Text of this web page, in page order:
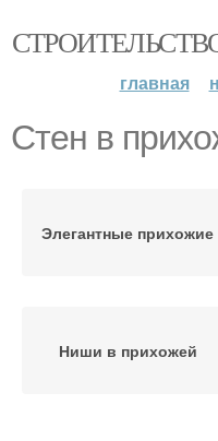
главная
Стен в
Элегантные прихожие
Ниши в прихожей